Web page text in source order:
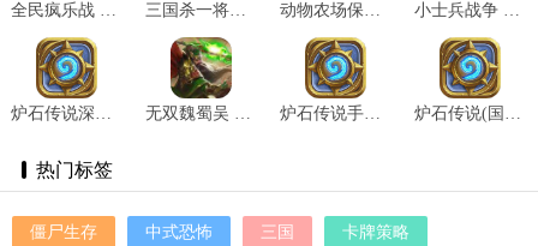
全民疯乐战 v1.0.0 三国杀一将成名 v1.0.149 动物农场保卫战宅宅萝卜 v1.0 小士兵战争 v1.00.40
炉石传说深暗领域版本 v30.6 无双魏蜀吴 v1.3.5 炉石传说手游国服版本 v30.4 炉石传说(国服) v30.4
热门标签
僵尸生存 中式恐怖 三国 卡牌策略